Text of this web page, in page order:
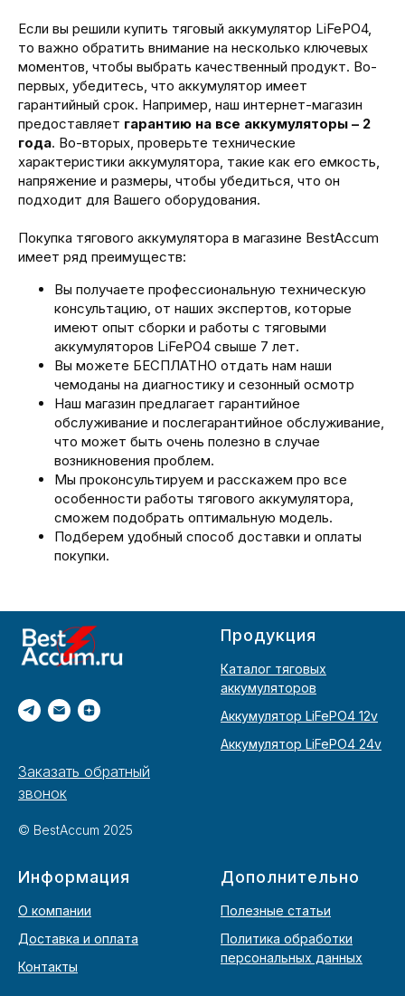
Если вы решили купить тяговый аккумулятор LiFePO4,
то важно обратить внимание на несколько ключевых
моментов, чтобы выбрать качественный продукт. Во-
первых, убедитесь, что аккумулятор имеет
гарантийный срок. Например, наш интернет-магазин
предоставляет гарантию на все аккумуляторы – 2
года. Во-вторых, проверьте технические
характеристики аккумулятора, такие как его емкость,
напряжение и размеры, чтобы убедиться, что он
подходит для Вашего оборудования.
Покупка тягового аккумулятора в магазине BestAccum
имеет ряд преимуществ:
Вы получаете профессиональную техническую
консультацию, от наших экспертов, которые
имеют опыт сборки и работы с тяговыми
аккумуляторов LiFePO4 свыше 7 лет.
Вы можете БЕСПЛАТНО отдать нам наши
чемоданы на диагностику и сезонный осмотр
Наш магазин предлагает гарантийное
обслуживание и послегарантийное обслуживание,
что может быть очень полезно в случае
возникновения проблем.
Мы проконсультируем и расскажем про все
особенности работы тягового аккумулятора,
сможем подобрать оптимальную модель.
Подберем удобный способ доставки и оплаты
покупки.
Заказать обратный
звонок
© BestAccum 2025
Продукция
Каталог тяговых
аккумуляторов
Аккумулятор LiFePO4 12v
Аккумулятор LiFePO4 24v
Информация
О компании
Доставка и оплата
Контакты
Дополнительно
Полезные статьи
Политика обработки
персональных данных